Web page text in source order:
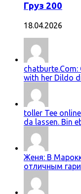
Груз 200
18.04.2026
with her Dildo
toller Tee
da lassen. Bin
Женя: В
отличным